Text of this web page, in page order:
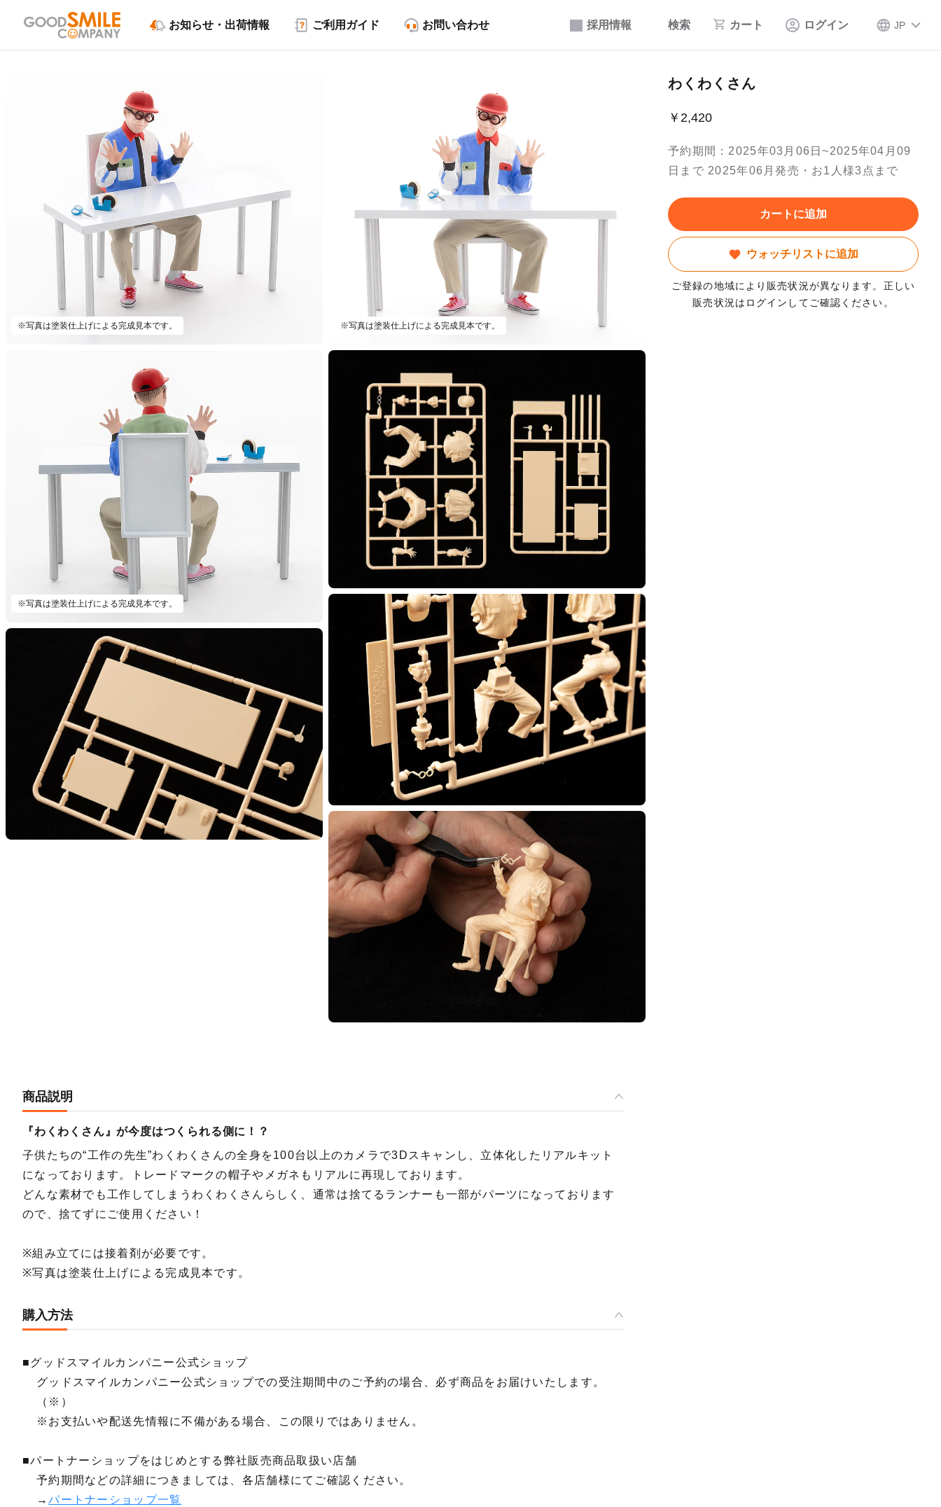
採用情報 検索 カート ログイン JP
お知らせ・出荷情報 ご利用ガイド お問い合わせ
※写真は塗装仕上げによる完成見本です。 ※写真は塗装仕上げによる完成見本です。
※写真は塗装仕上げによる完成見本です。
わくわくさん
￥2,420
予約期間：2025年03月06日~2025年04月09
日まで 2025年06月発売・お1人様3点まで
カートに追加
ウォッチリストに追加
ご登録の地域により販売状況が異なります。正しい
販売状況はログインしてご確認ください。
商品説明
『わくわくさん』が今度はつくられる側に！？
子供たちの“工作の先生”わくわくさんの全身を100台以上のカメラで3Dスキャンし、立体化したリアルキット
になっております。トレードマークの帽子やメガネもリアルに再現しております。
どんな素材でも工作してしまうわくわくさんらしく、通常は捨てるランナーも一部がパーツになっております
ので、捨てずにご使用ください！
※組み立てには接着剤が必要です。
※写真は塗装仕上げによる完成見本です。
購入方法
■グッドスマイルカンパニー公式ショップ
グッドスマイルカンパニー公式ショップでの受注期間中のご予約の場合、必ず商品をお届けいたします。
（※）
※お支払いや配送先情報に不備がある場合、この限りではありません。
■パートナーショップをはじめとする弊社販売商品取扱い店舗
予約期間などの詳細につきましては、各店舗様にてご確認ください。
→パートナーショップ一覧